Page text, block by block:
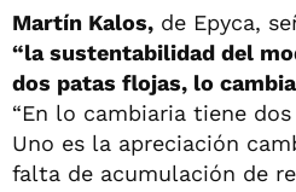
Martín Kalos, de Epyca,
“la sustentabilidad del
dos patas flojas, lo
“En lo cambiaria tiene
Uno es la apreciación
falta de acumulación de